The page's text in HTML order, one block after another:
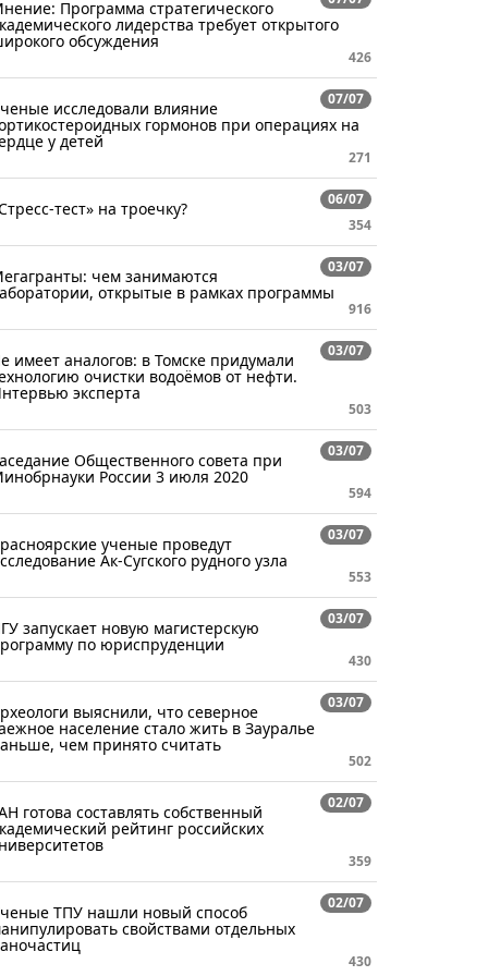
Программа стратегического
лидерства требует открытого
обсуждения
426
07/07
исследовали влияние
гормонов при операциях на
у детей
271
06/07
тест» на троечку?
354
03/07
чем занимаются
открытые в рамках программы
916
03/07
имеет аналогов: в Томске придумали
очистки водоёмов от нефти.
эксперта
503
03/07
Общественного совета при
России 3 июля 2020
594
03/07
ученые проведут
Ак-Сугского рудного узла
553
03/07
запускает новую магистерскую
по юриспруденции
430
03/07
выяснили, что северное
население стало жить в Зауралье
чем принято считать
502
02/07
готова составлять собственный
рейтинг российских
359
02/07
ТПУ нашли новый способ
свойствами отдельных
430